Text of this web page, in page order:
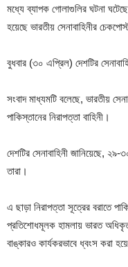
মধ্যে ব্যাপক গোলাগুলির ঘটনা
হয়েছে ভারতীয় সেনাবাহিনীর
বুধবার (৩০ এপ্রিল) দেশটির
সংবাদ মাধ্যমটি বলেছে, ভারতীয়
পাকিস্তানের নিরাপত্তা বাহিনী।
দেশটির সেনাবাহিনী জানিয়েছে,
তারা।
এ ছাড়া নিরাপত্তা সূত্রের বরাতে
প্রতিশোধমূলক হামলায় ভারত
বাঙ্কারও কার্যকরভাবে ধ্বংস করা